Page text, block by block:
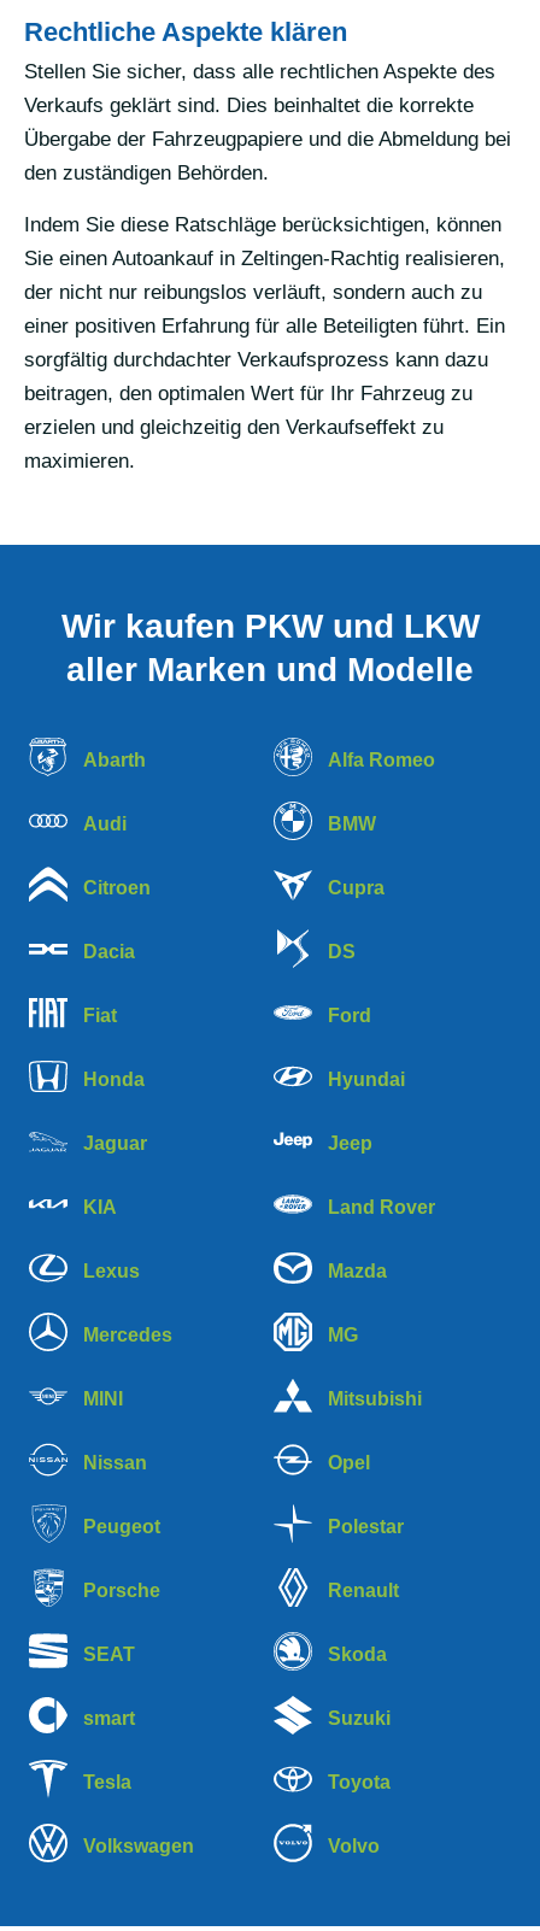
Rechtliche Aspekte klären
Stellen Sie sicher, dass alle rechtlichen Aspekte des
Verkaufs geklärt sind. Dies beinhaltet die korrekte
Übergabe der Fahrzeugpapiere und die Abmeldung bei
den zuständigen Behörden.
Indem Sie diese Ratschläge berücksichtigen, können
Sie einen Autoankauf in Zeltingen-Rachtig realisieren,
der nicht nur reibungslos verläuft, sondern auch zu
einer positiven Erfahrung für alle Beteiligten führt. Ein
sorgfältig durchdachter Verkaufsprozess kann dazu
beitragen, den optimalen Wert für Ihr Fahrzeug zu
erzielen und gleichzeitig den Verkaufseffekt zu
maximieren.
Wir kaufen PKW und LKW
aller Marken und Modelle
Abarth Alfa Romeo
Audi BMW
Citroen Cupra
Dacia DS
Fiat Ford
Honda Hyundai
Jaguar Jeep
KIA Land Rover
Lexus Mazda
Mercedes MG
MINI Mitsubishi
Nissan Opel
Peugeot Polestar
Porsche Renault
SEAT Skoda
smart Suzuki
Tesla Toyota
Volkswagen Volvo